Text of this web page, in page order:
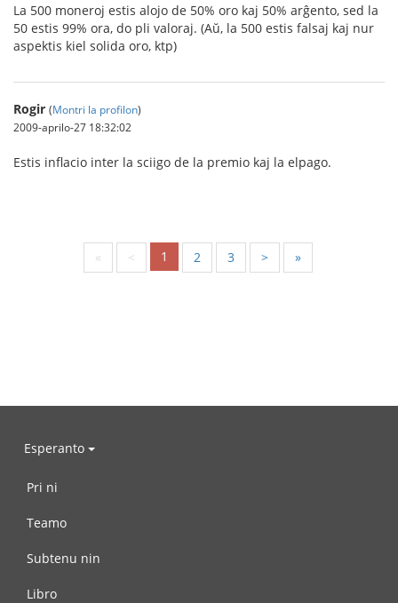
La 500 moneroj estis alojo de 50% oro kaj 50% arĝento, sed la
50 estis 99% ora, do pli valoraj. (Aŭ, la 500 estis falsaj kaj nur
aspektis kiel solida oro, ktp)
Rogir (Montri la profilon)
2009-aprilo-27 18:32:02
Estis inflacio inter la sciigo de la premio kaj la elpago.
« < 1 2 3 > »
Esperanto
Pri ni
Teamo
Subtenu nin
Libro